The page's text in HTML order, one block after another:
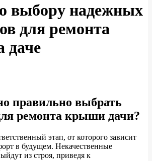
выбору надежных
для ремонта
правильно выбрать
ремонта крыши дачи?
этап, от которого зависит
в будущем. Некачественные
из строя, приведя к